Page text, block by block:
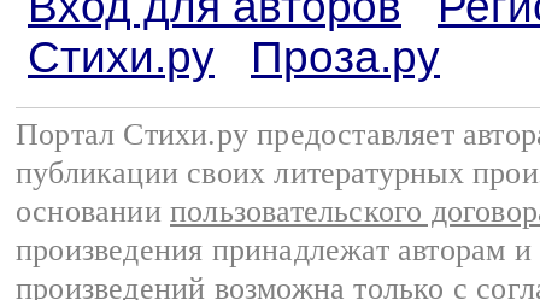
Стихи.ру
Проза.ру
Портал Стихи.ру предоставляет
публикации своих литературных
основании пользовательского
произведения принадлежат авторам
произведений возможна только с